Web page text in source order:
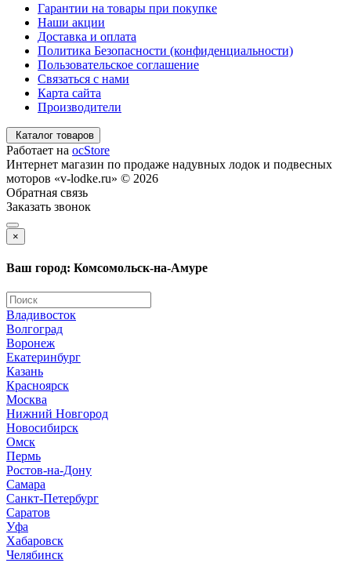
Гарантии на товары при покупке
Наши акции
Доставка и оплата
Политика Безопасности (конфиденциальности)
Пользовательское соглашение
Связаться с нами
Карта сайта
Производители
Каталог товаров
Работает на ocStore
Интернет магазин по продаже надувных лодок и подвесных
моторов «v-lodke.ru» © 2026
Обратная связь
Заказать звонок
×
Ваш город: Комсомольск-на-Амуре
Владивосток
Волгоград
Воронеж
Екатеринбург
Казань
Красноярск
Москва
Нижний Новгород
Новосибирск
Омск
Пермь
Ростов-на-Дону
Самара
Санкт-Петербург
Саратов
Уфа
Хабаровск
Челябинск